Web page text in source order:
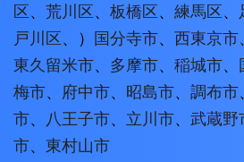
区、 荒川区、 板橋区、 練馬区、
戸川区、） 国分寺市、 西東京市
東久留米市、 多摩市、 稲城市、
梅市、 府中市、 昭島市、 調布市
市、 八王子市、 立川市、 武蔵野
市、 東村山市